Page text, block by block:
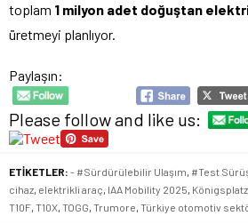
toplam 1 milyon adet doğuştan
üretmeyi planlıyor.
Paylaşın:
Please follow and like us:
ETİKETLER: - #Sürdürülebilir Ulaşım #Test
cihaz elektrikli araç IAA Mobility 2025 Königsplatz
T10F T10X TOGG Trumore Türkiye otomotiv